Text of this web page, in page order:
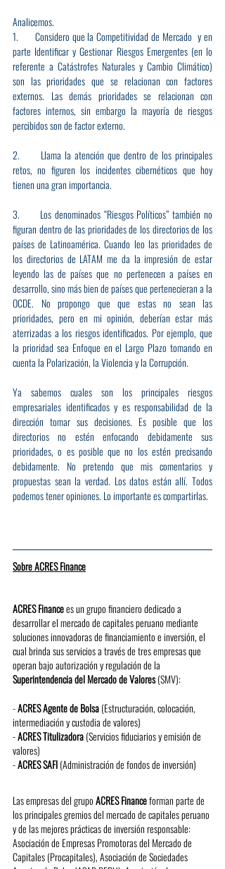
Analicemos.
1.      Considero que la Competitividad de Mercado  y en
parte Identificar y Gestionar Riesgos Emergentes (en lo
referente a Catástrofes Naturales y Cambio Climático)
son las prioridades que se relacionan con factores
externos. Las demás prioridades se relacionan con
factores internos, sin embargo la mayoría de riesgos
percibidos son de factor externo.
2.      Llama la atención que dentro de los principales
retos, no figuren los incidentes cibernéticos que hoy
tienen una gran importancia.
3.      Los denominados “Riesgos Políticos” también no
figuran dentro de las prioridades de los directorios de los
países de Latinoamérica. Cuando leo las prioridades de
los directorios de LATAM me da la impresión de estar
leyendo las de países que no pertenecen a países en
desarrollo, sino más bien de países que pertenecieran a la
OCDE. No propongo que que estas no sean las
prioridades, pero en mi opinión, deberían estar más
aterrizadas a los riesgos identificados. Por ejemplo, que
la prioridad sea Enfoque en el Largo Plazo tomando en
cuenta la Polarización, la Violencia y la Corrupción.
Ya sabemos cuales son los principales riesgos
empresariales identificados y es responsabilidad de la
dirección tomar sus decisiones. Es posible que los
directorios no estén enfocando debidamente sus
prioridades, o es posible que no los estén precisando
debidamente. No pretendo que mis comentarios y
propuestas sean la verdad. Los datos están allí. Todos
podemos tener opiniones. Lo importante es compartirlas.
Sobre ACRES Finance
ACRES Finance es un grupo financiero dedicado a
desarrollar el mercado de capitales peruano mediante
soluciones innovadoras de financiamiento e inversión, el
cual brinda sus servicios a través de tres empresas que
operan bajo autorización y regulación de la
Superintendencia del Mercado de Valores (SMV):
- ACRES Agente de Bolsa (Estructuración, colocación,
intermediación y custodia de valores)
- ACRES Titulizadora (Servicios fiduciarios y emisión de
valores)
- ACRES SAFI (Administración de fondos de inversión)
Las empresas del grupo ACRES Finance forman parte de
los principales gremios del mercado de capitales peruano
y de las mejores prácticas de inversión responsable:
Asociación de Empresas Promotoras del Mercado de
Capitales (Procapitales), Asociación de Sociedades